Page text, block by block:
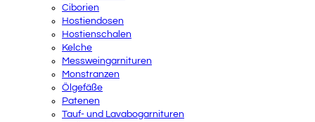
Ciborien
Hostiendosen
Hostienschalen
Kelche
Messweingarnituren
Monstranzen
Ölgefäße
Patenen
Tauf- und Lavabogarnituren